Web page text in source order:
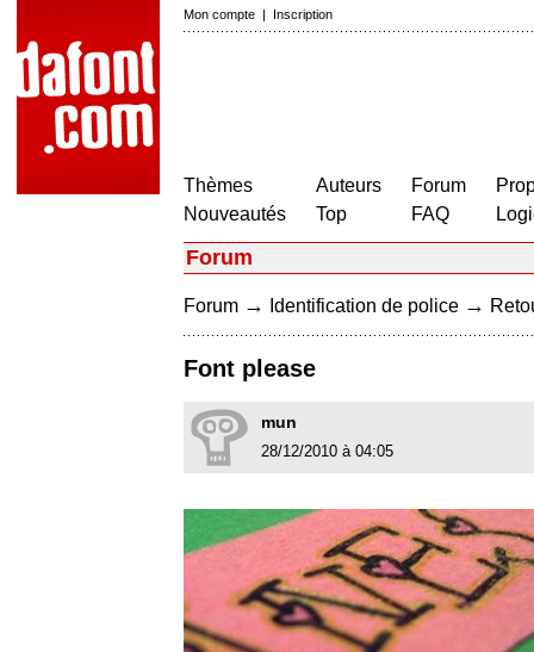
Mon compte | Inscription
Thèmes
Nouveautés
Auteurs
Top
Forum
FAQ
Forum
Forum → Identification de police →
Font please
mun
28/12/2010 à 04:05